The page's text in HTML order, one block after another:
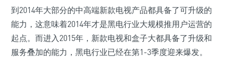
到2014年大部分的中高端新款电视产品都具备了可升级的
能力，这意味着2014年才是黑电行业大规模推用户运营的
起点。而进入2015年，新款电视和盒子大都具备了升级和
服务叠加的能力，黑电行业已经在第1-3季度迎来爆发。